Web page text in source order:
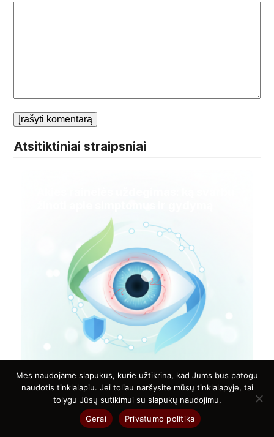
Atsitiktiniai straipsniai
Mes naudojame slapukus, kurie užtikrina, kad Jums bus patogu
naudotis tinklalapiu. Jei toliau naršysite mūsų tinklalapyje, tai
tolygu Jūsų sutikimui su slapukų naudojimu.
Gerai
Privatumo politika